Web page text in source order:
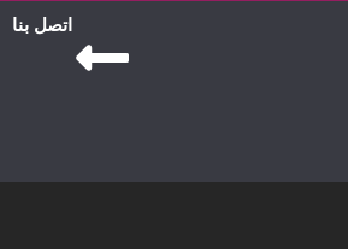
اتصل بنا